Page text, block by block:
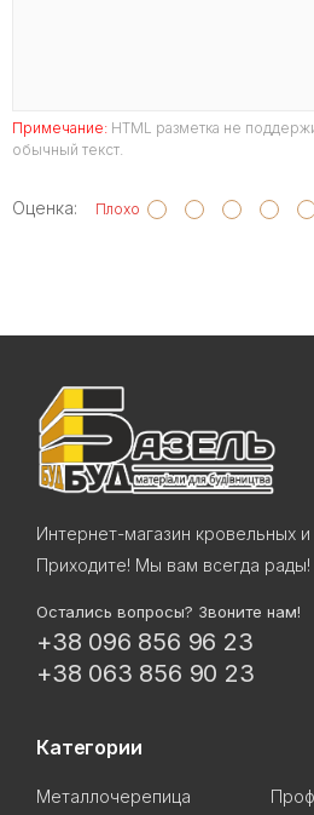
Примечание: HTML разметка не
обычный текст.
Оценка: Плохо
Интернет-магазин кровельных
Приходите! Мы вам всегда рады!
Остались вопросы? Звоните нам!
+38 096 856 96 23
+38 063 856 90 23
Категории
Металлочерепица